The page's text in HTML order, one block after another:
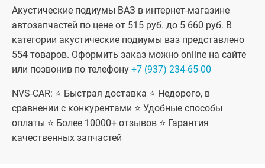
Акустические подиумы ВАЗ в интернет-магазине
автозапчастей по цене от 515 руб. до 5 660 руб. В
категории акустические подиумы ваз представлено
554 товаров. Оформить заказ можно online на сайте
или позвонив по телефону +7 (937) 234-65-00
NVS-CAR: ⭐ Быстрая доставка ⭐ Недорого, в
сравнении с конкурентами ⭐ Удобные способы
оплаты ⭐ Более 10000+ отзывов ⭐ Гарантия
качественных запчастей